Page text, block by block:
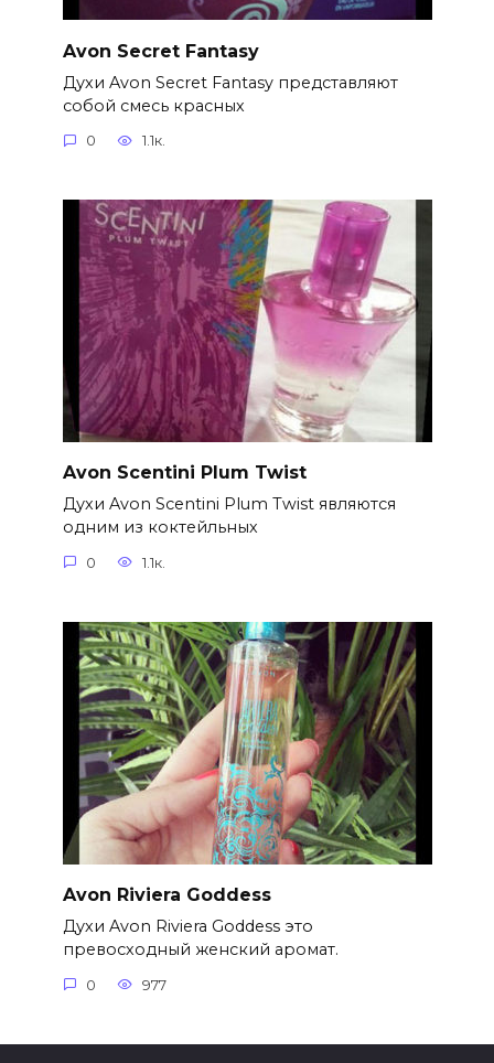
Avon Secret Fantasy
Духи Avon Secret Fantasy представляют
собой смесь красных
0 1.1к.
Avon Scentini Plum Twist
Духи Avon Scentini Plum Twist являются
одним из коктейльных
0 1.1к.
Avon Riviera Goddess
Духи Avon Riviera Goddess это
превосходный женский аромат.
0 977